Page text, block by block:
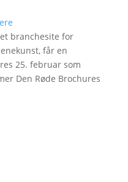
branchesite for
får en
25. februar som
Den Røde Brochures